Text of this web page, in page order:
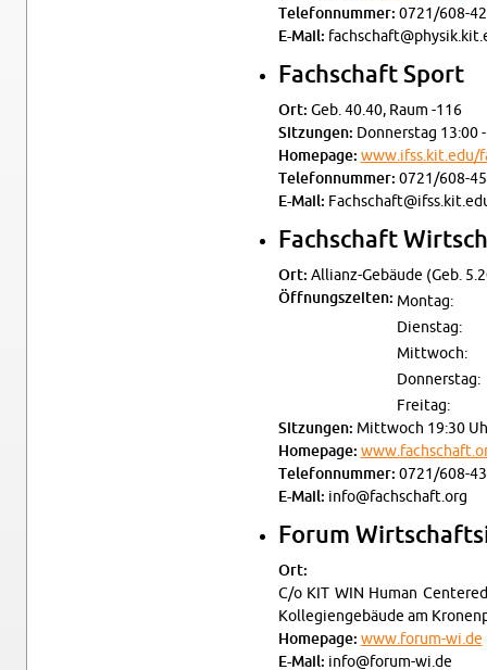
Te­le­fon­num­mer: 0721/608-
E-Mail:
Fach­schaft Sport
Ort: Geb. 40.40, Raum -116
Sit­zun­gen: Don­ners­tag 13:00
Home­page: www.​ifss.​kit.​edu/​
Te­le­fon­num­mer: 0721/608-
E-Mail:
Fach­schaft
Ort: Al­li­anz-Ge­bäu­de (Geb.
Öff­nungs­zei­ten: Mon­tag:
Diens­tag:
Mitt­woch:
Don­ners­tag:
Frei­tag:
Sit­zun­gen: Mitt­woch 19:30
Home­page:
Te­le­fon­num­mer: 0721/608-
E-Mail: info@​fachschaft.​org
Forum
Ort:
C/o KIT WIN Human
Kol­le­gi­en­ge­bäu­de am
Home­page: www.​forum-​wi.​de
E-Mail: info@​forum-​wi.​de